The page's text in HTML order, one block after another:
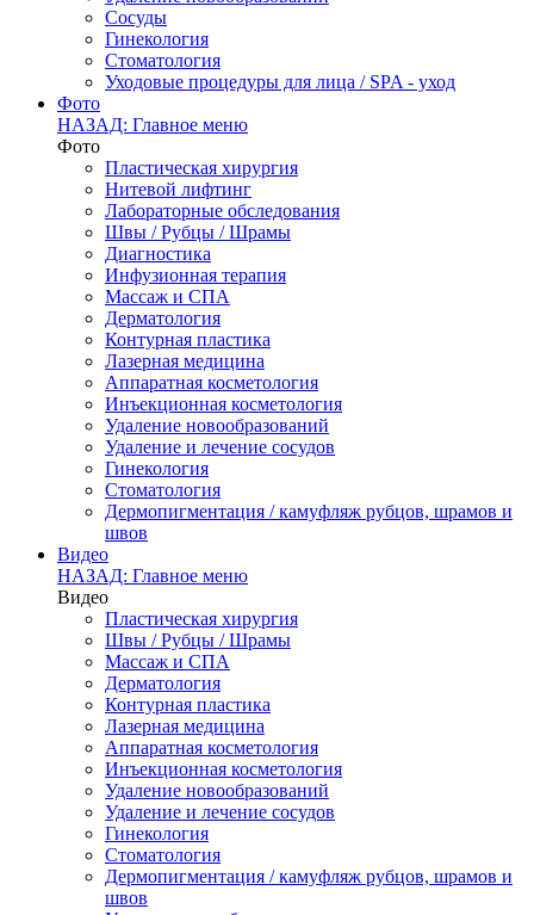
Сосуды
Гинекология
Стоматология
Уходовые процедуры для лица / SPA - уход
Фото
НАЗАД: Главное меню
Фото
Пластическая хирургия
Нитевой лифтинг
Лабораторные обследования
Швы / Рубцы / Шрамы
Диагностика
Инфузионная терапия
Массаж и СПА
Дерматология
Контурная пластика
Лазерная медицина
Аппаратная косметология
Инъекционная косметология
Удаление новообразований
Удаление и лечение сосудов
Гинекология
Стоматология
Дермопигментация / камуфляж рубцов, шрамов и
швов
Видео
НАЗАД: Главное меню
Видео
Пластическая хирургия
Швы / Рубцы / Шрамы
Массаж и СПА
Дерматология
Контурная пластика
Лазерная медицина
Аппаратная косметология
Инъекционная косметология
Удаление новообразований
Удаление и лечение сосудов
Гинекология
Стоматология
Дермопигментация / камуфляж рубцов, шрамов и
швов